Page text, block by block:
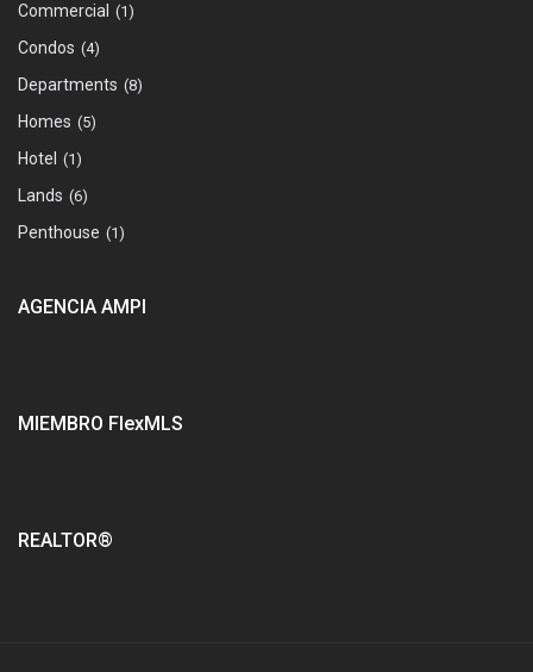
Commercial (1)
Condos (4)
Departments (8)
Homes (5)
Hotel (1)
Lands (6)
Penthouse (1)
AGENCIA AMPI
MIEMBRO FlexMLS
REALTOR®